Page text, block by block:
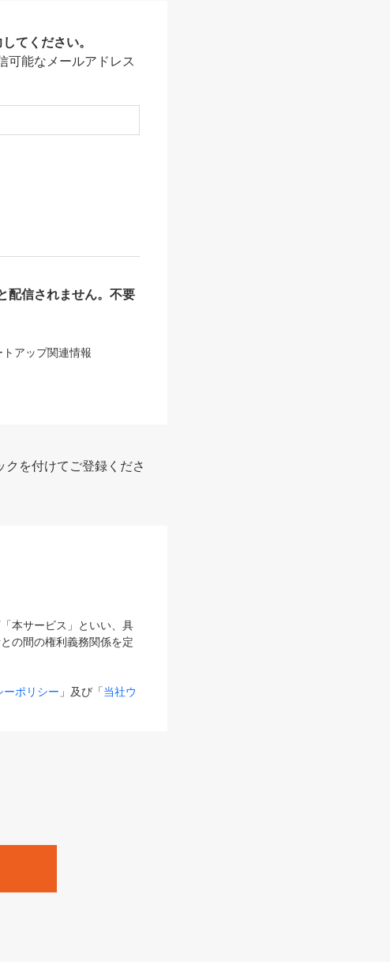
てください。
可能なメールアドレス
配信されません。不要
アップ関連情報
を付けてご登録くださ
本サービス」といい、具
の間の権利義務関係を定
ーポリシー 」及び「当社ウ
、変更後のサービスを含
ます。
Biz/Zine」「HRzine」